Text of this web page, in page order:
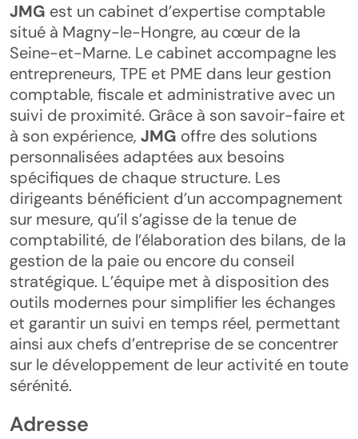
JMG est un cabinet d’expertise comptable
situé à Magny-le-Hongre, au cœur de la
Seine-et-Marne. Le cabinet accompagne les
entrepreneurs, TPE et PME dans leur gestion
comptable, fiscale et administrative avec un
suivi de proximité. Grâce à son savoir-faire et
à son expérience, JMG offre des solutions
personnalisées adaptées aux besoins
spécifiques de chaque structure. Les
dirigeants bénéficient d’un accompagnement
sur mesure, qu’il s’agisse de la tenue de
comptabilité, de l’élaboration des bilans, de la
gestion de la paie ou encore du conseil
stratégique. L’équipe met à disposition des
outils modernes pour simplifier les échanges
et garantir un suivi en temps réel, permettant
ainsi aux chefs d’entreprise de se concentrer
sur le développement de leur activité en toute
sérénité.
Adresse